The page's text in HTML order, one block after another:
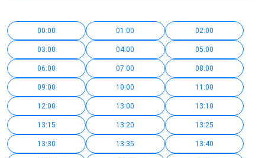
00:00 01:00 02:00
03:00 04:00 05:00
06:00 07:00 08:00
09:00 10:00 11:00
12:00 13:00 13:10
13:15 13:20 13:25
13:30 13:35 13:40